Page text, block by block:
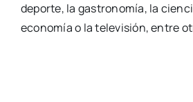
depor­te, la gas­tro­no­mía, la
eco­no­mía o la tele­vi­sión, entre